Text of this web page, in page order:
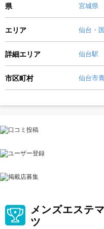
県 宮城県
エリア 仙台・
詳細エリア 仙台駅
市区町村 仙台市
メンズエステ
ツ